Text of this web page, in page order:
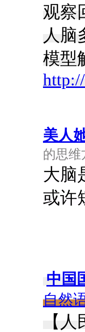
观察
人脑
模型
美人
的思维
大脑
或许
中国
自然
【